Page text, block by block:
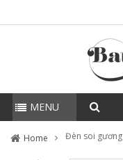
MENU
Home Đèn soi gương